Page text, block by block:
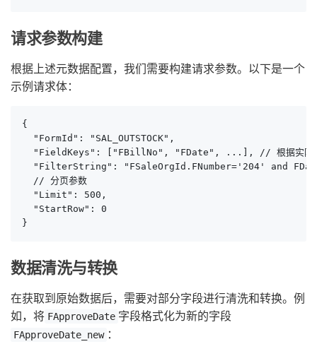
请求参数构建
根据上述元数据配置，我们需要构建请求参数。以下是一个
示例请求体：
{
  "FormId": "SAL_OUTSTOCK",
"FieldKeys": ["FBillNo", "FDate", ...], // 根据实际需
"FilterString": "FSaleOrgId.FNumber='204' and
  // 分页参数
  "Limit": 500,
  "StartRow": 0
}
数据清洗与转换
在获取到原始数据后，需要对部分字段进行清洗和转换。例
如，将 FApproveDate 字段格式化为新的字段
FApproveDate_new ：